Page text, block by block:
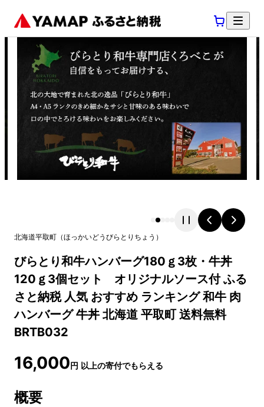
北海道平取町 （ほっかいどう びらとりちょう ）
びらとり和牛ハンバーグ180ｇ3枚・牛丼
120ｇ3個セット オリジナルソース付 ふる
さと納税 人気 おすすめ ランキング 和牛 肉
ハンバーグ 牛丼 北海道 平取町 送料無料
BRTB032
16,000円 以上の寄付でもらえる
概要